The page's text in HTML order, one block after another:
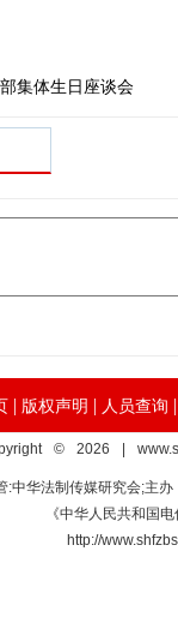
集体生日座谈会
| 版权声明 | 人员查询
© 2026 |
:中华法制传媒研究会;主
《中华人民共和国
http://